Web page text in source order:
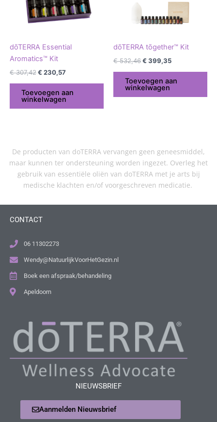
dōTERRA Essential
Aromatics™ Kit
€307,42€ 230,57
Toevoegen aan
winkelwagen
dōTERRA tōgether™ Kit
€532,46€ 399,35
Toevoegen aan
winkelwagen
De producten van doTERRA vervangen geen geneesmiddel,
maar kunnen ter ondersteuning worden ingezet. Overleg het
gebruik van essentiële oliën van doTERRA met je arts bij
medische klachten en/of voorgeschreven medicatie.
CONTACT
06 11302273
Wendy@NatuurlijkVoorHetGezin.nl
Boek een afspraak/behandeling
Apeldoorn
NIEUWSBRIEF
Aanmelden Nieuwsbrief